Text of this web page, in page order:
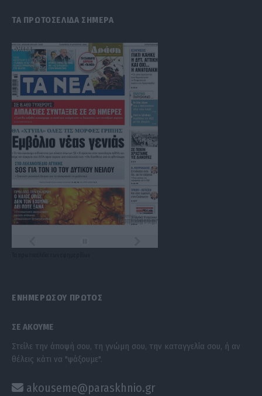
ΤΑ ΠΡΩΤΟΣΕΛΙΔΑ ΣΗΜΕΡΑ
ΕΝΗΜΕΡΩΣΟΥ ΠΡΩΤΟΣ
ΣΕ ΑΚΟΥΜΕ
Στείλε την άποψή σου, τη γνώμη σου, την καταγγελία σου, ή αν
θέλεις κάτι να "ψάξουμε".
akouseme@paraskhnio.gr